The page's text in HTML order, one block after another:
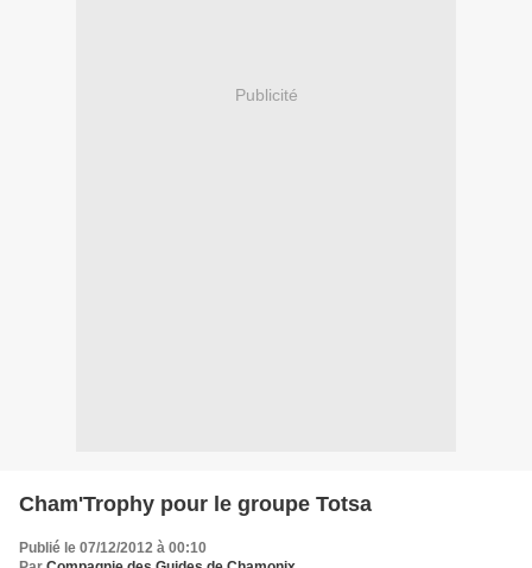
Publicité
Cham'Trophy pour le groupe Totsa
Publié le 07/12/2012 à 00:10